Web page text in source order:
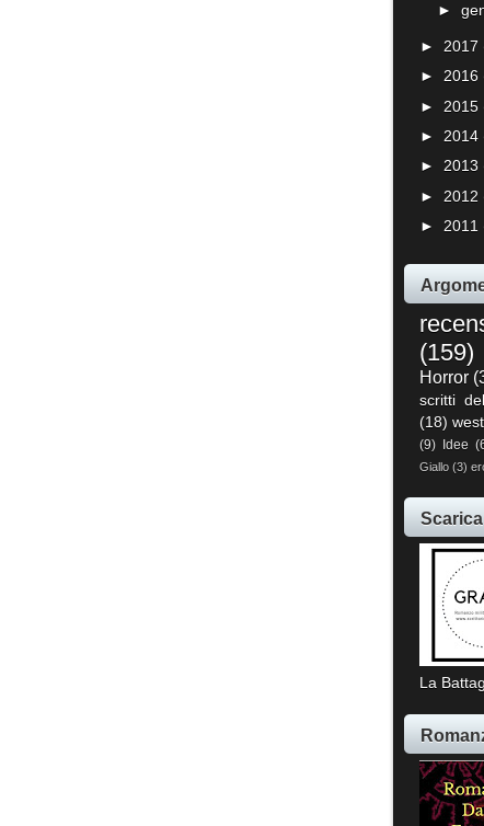
►
► 2017
► 2016
► 2015
► 2014
► 2013
► 2012
► 2011
(159)
Horror
scritti
(18)
(9) Idee
Giallo (3)
La